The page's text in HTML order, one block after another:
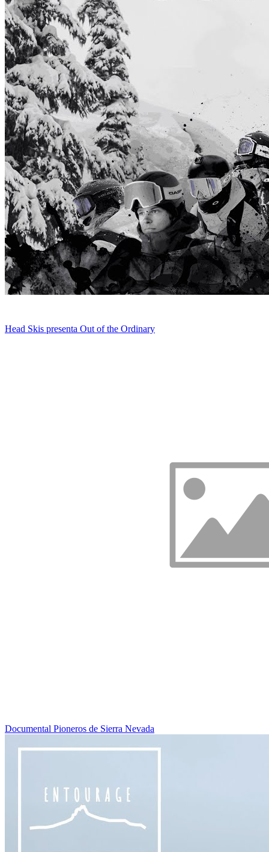
Head Skis presenta Out of the Ordinary
Documental Pioneros de Sierra Nevada